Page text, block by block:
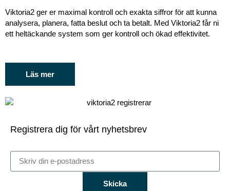
Viktoria2 ger er maximal kontroll och exakta siffror för att kunna
analysera, planera, fatta beslut och ta betalt. Med Viktoria2 får ni
ett heltäckande system som ger kontroll och ökad effektivitet.
Läs mer
Registrera dig för vårt nyhetsbrev
Skicka